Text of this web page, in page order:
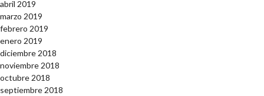
abril 2019
marzo 2019
febrero 2019
enero 2019
diciembre 2018
noviembre 2018
octubre 2018
septiembre 2018